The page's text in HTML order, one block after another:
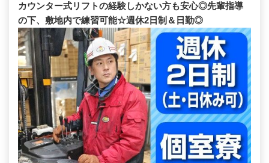
カウンター式リフトの経験しかない方も安心◎先輩指導
の下、敷地内で練習可能☆週休2日制＆日勤◎